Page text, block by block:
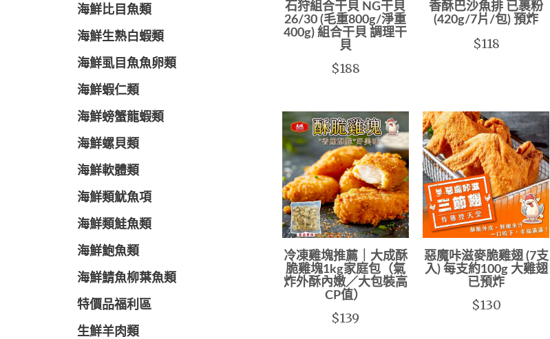
海鮮比目魚類
海鮮生熟白蝦類
海鮮虱目魚魚卵類
海鮮蝦仁類
海鮮螃蟹龍蝦類
海鮮螺貝類
海鮮軟體類
海鮮類魷魚項
海鮮類鮭魚類
海鮮鮑魚類
海鮮鯖魚柳葉魚類
特價品福利區
生鮮羊肉類
石狩組合干貝 NG干貝
26/30 (毛重800g/淨重
400g) 組合干貝 調理干
貝
$188
香酥巴沙魚排 已裹粉
(420g/7片/包) 預炸
$118
冷凍雞塊推薦｜大成酥
脆雞塊1kg家庭包（氣
炸外酥內嫩／大包裝高
CP值）
$139
惡魔咔滋麥脆雞翅 (7支
入) 每支約100g 大雞翅
已預炸
$130